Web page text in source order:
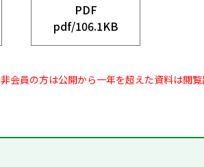
PDF
pdf/106.1KB
非会員の方は公開から一年を超えた資料は閲覧